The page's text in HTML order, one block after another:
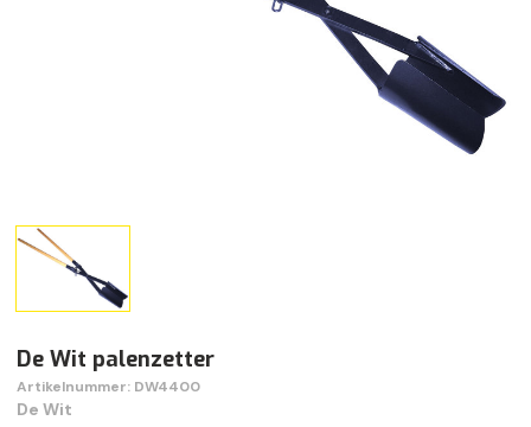
De Wit palenzetter
Artikelnummer: DW4400
De Wit